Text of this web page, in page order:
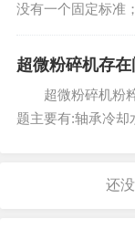
没有一个固定标准
最低可以使用在零
所以能够提高效率
超微粉碎机存
超微粉碎机粉粹
题主要有:轴承冷却